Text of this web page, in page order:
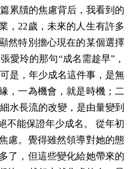
累牘的焦慮背后，我看到的
，22歲，未來的人生有許多
然特別擔心現在的某個選擇
愛玲的那句“成名需趁早”，
是，年少成名這件事，是無
，一為機會，就是時機；二
水長流的改變，是由量變到
不能保證年少成名。 從年初
慮。覺得雖然領導對她的態
了，但這些變化給她帶來的